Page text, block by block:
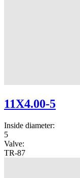
11X4.00-5
Inside diameter:
5
Valve:
TR-87